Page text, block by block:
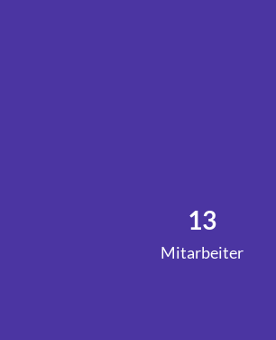
13
Mitarbeiter